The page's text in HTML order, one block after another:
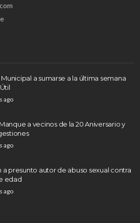
Municipal a sumarse a la última semana
ago
a vecinos de la 20 Aniversario y
ago
a presunto autor de abuso sexual contra
edad
ago